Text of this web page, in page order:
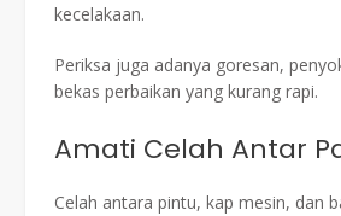
kecelakaan.
Periksa juga adanya goresan,
bekas perbaikan yang kurang rapi.
Amati Celah Antar
Celah antara pintu, kap mesin, dan